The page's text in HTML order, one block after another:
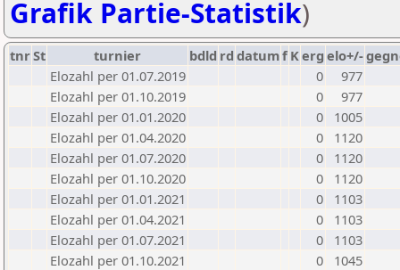
Grafik Partie-Statistik)
tnrSt turnier bdld rd datumf Kerg elo+/-
Elozahl per 01.07.2019
0
977
Elozahl per 01.10.2019
0
977
Elozahl per 01.01.2020
0
1005
Elozahl per 01.04.2020
0
1120
Elozahl per 01.07.2020
0
1120
Elozahl per 01.10.2020
0
1120
Elozahl per 01.01.2021
0
1103
Elozahl per 01.04.2021
0
1103
Elozahl per 01.07.2021
0
1103
Elozahl per 01.10.2021
0
1045